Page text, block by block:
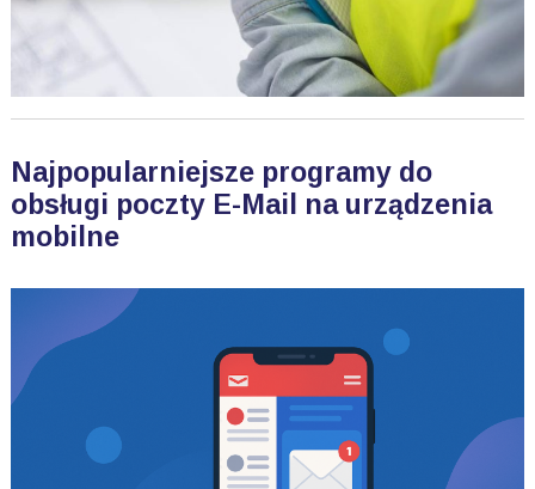
Najpopularniejsze programy do
obsługi poczty E-Mail na urządzenia
mobilne